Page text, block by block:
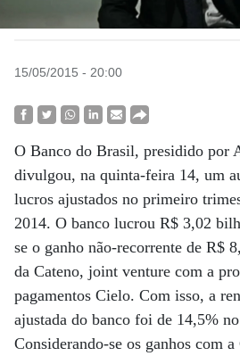
15/05/2015 - 20:00
O Banco do Brasil, presidido por
divulgou, na quinta-feira 14, um
lucros ajustados no primeiro
2014. O banco lucrou R$ 3,02
se o ganho não-recorrente de R$
da Cateno, joint venture com a
pagamentos Cielo. Com isso, a
ajustada do banco foi de 14,5%
Considerando-se os ganhos com